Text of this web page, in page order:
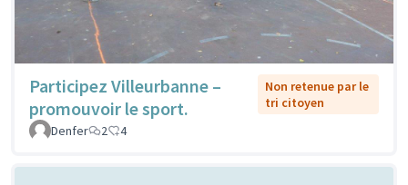
Participez Villeurbanne –
promouvoir le sport.
Non retenue par le
tri citoyen
Denfer
2 4